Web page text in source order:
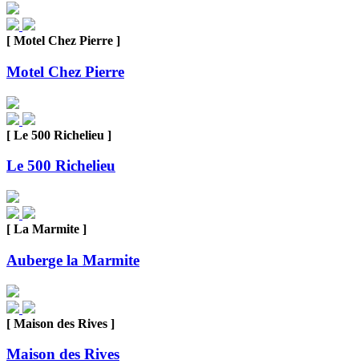
[ Motel Chez Pierre ]
Motel Chez Pierre
[ Le 500 Richelieu ]
Le 500 Richelieu
[ La Marmite ]
Auberge la Marmite
[ Maison des Rives ]
Maison des Rives